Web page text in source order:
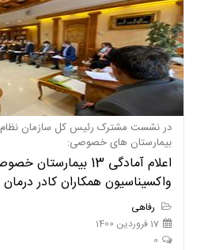
در نشست مشترک رئیس کل سازمان
بیمارستان های خصوصی:
اعلام آمادگی 13
واکسیناسیون همکاران کادر درمان
رفاهی
17 فروردین 1400
0